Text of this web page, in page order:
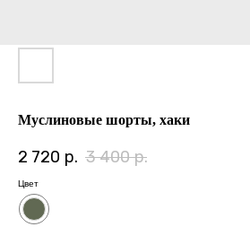
Муслиновые шорты, хаки
2 720 р. 3 400 р.
Цвет